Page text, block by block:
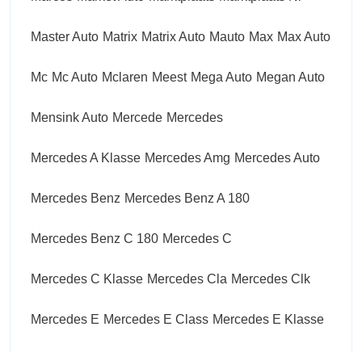
Master Auto Matrix Matrix Auto Mauto Max Max Auto
Mc Mc Auto Mclaren Meest Mega Auto Megan Auto
Mensink Auto Mercede Mercedes
Mercedes A Klasse Mercedes Amg Mercedes Auto
Mercedes Benz Mercedes Benz A 180
Mercedes Benz C 180 Mercedes C
Mercedes C Klasse Mercedes Cla Mercedes Clk
Mercedes E Mercedes E Class Mercedes E Klasse